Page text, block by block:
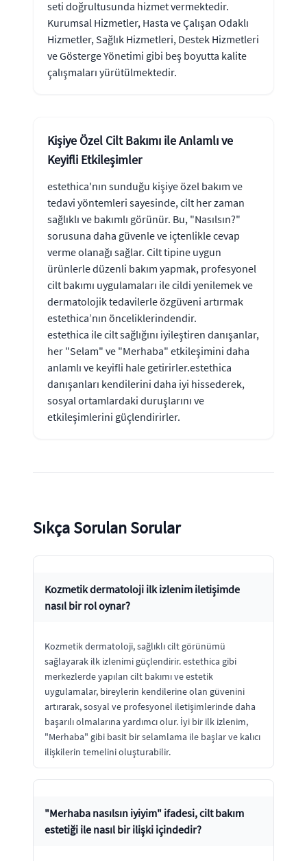
seti doğrultusunda hizmet vermektedir.
Kurumsal Hizmetler, Hasta ve Çalışan Odaklı
Hizmetler, Sağlık Hizmetleri, Destek Hizmetleri
ve Gösterge Yönetimi gibi beş boyutta kalite
çalışmaları yürütülmektedir.
Kişiye Özel Cilt Bakımı ile Anlamlı ve
Keyifli Etkileşimler
estethica'nın sunduğu kişiye özel bakım ve
tedavi yöntemleri sayesinde, cilt her zaman
sağlıklı ve bakımlı görünür. Bu, "Nasılsın?"
sorusuna daha güvenle ve içtenlikle cevap
verme olanağı sağlar. Cilt tipine uygun
ürünlerle düzenli bakım yapmak, profesyonel
cilt bakımı uygulamaları ile cildi yenilemek ve
dermatolojik tedavilerle özgüveni artırmak
estethica’nın önceliklerindendir.
estethica ile cilt sağlığını iyileştiren danışanlar,
her "Selam" ve "Merhaba" etkileşimini daha
anlamlı ve keyifli hale getirirler.estethica
danışanları kendilerini daha iyi hissederek,
sosyal ortamlardaki duruşlarını ve
etkileşimlerini güçlendirirler.
Sıkça Sorulan Sorular
Kozmetik dermatoloji ilk izlenim iletişimde
nasıl bir rol oynar?
Kozmetik dermatoloji, sağlıklı cilt görünümü
sağlayarak ilk izlenimi güçlendirir. estethica gibi
merkezlerde yapılan cilt bakımı ve estetik
uygulamalar, bireylerin kendilerine olan güvenini
artırarak, sosyal ve profesyonel iletişimlerinde daha
başarılı olmalarına yardımcı olur. İyi bir ilk izlenim,
"Merhaba" gibi basit bir selamlama ile başlar ve kalıcı
ilişkilerin temelini oluşturabilir.
"Merhaba nasılsın iyiyim" ifadesi, cilt bakım
estetiği ile nasıl bir ilişki içindedir?